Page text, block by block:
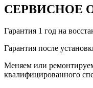
СЕРВИСНОЕ
Гарантия 1 год на
Гарантия после
Меняем или
квалифицированного